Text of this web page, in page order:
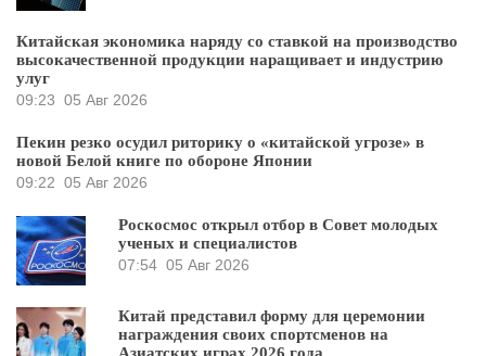
Китайская экономика наряду со ставкой на производство
высокачественной продукции наращивает и индустрию
улуг
09:23 05 Авг 2026
Пекин резко осудил риторику о «китайской угрозе» в
новой Белой книге по обороне Японии
09:22 05 Авг 2026
Роскосмос открыл отбор в Совет молодых
ученых и специалистов
07:54 05 Авг 2026
Китай представил форму для церемонии
награждения своих спортсменов на
Азиатских играх 2026 года